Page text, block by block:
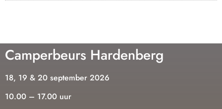
Camperbeurs Hardenberg
18, 19 & 20 september 2026
10.00 – 17.00 uur